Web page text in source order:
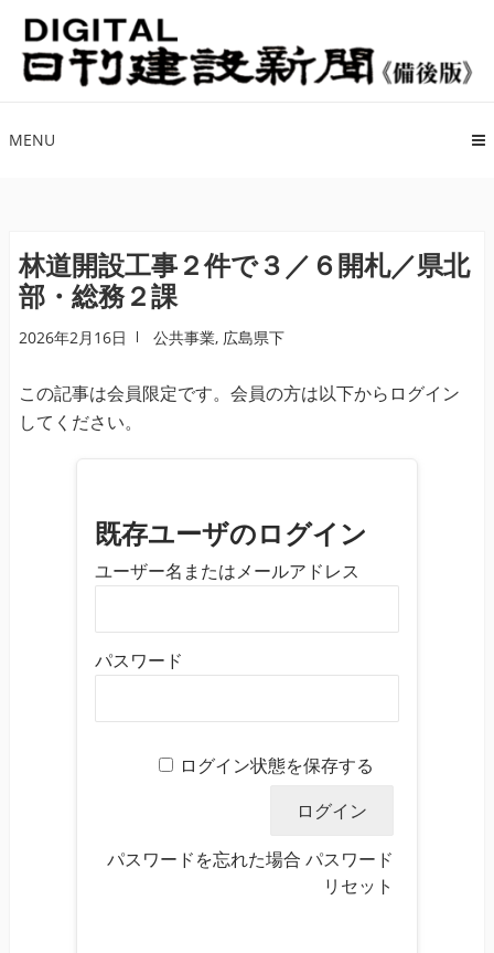
ナ
ビ
ゲ
シ
ス
キ
ッ
プ
コ
ン
テ
ツ
ッ
プ
MENU
林道開設工事２件で３／６開札／県北
部・総務２課
2026年2月16日 公共事業, 広島県下
この記事は会員限定です。会員の方は以下からログイン
してください。
既存ユーザのログイン
ユーザー名またはメールアドレス
パスワード
ログイン状態を保存する
パスワードを忘れた場合 パスワード
リセット